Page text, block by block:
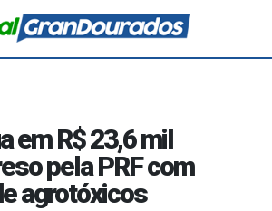
em R$ 23,6 mil
pela PRF com
agrotóxicos